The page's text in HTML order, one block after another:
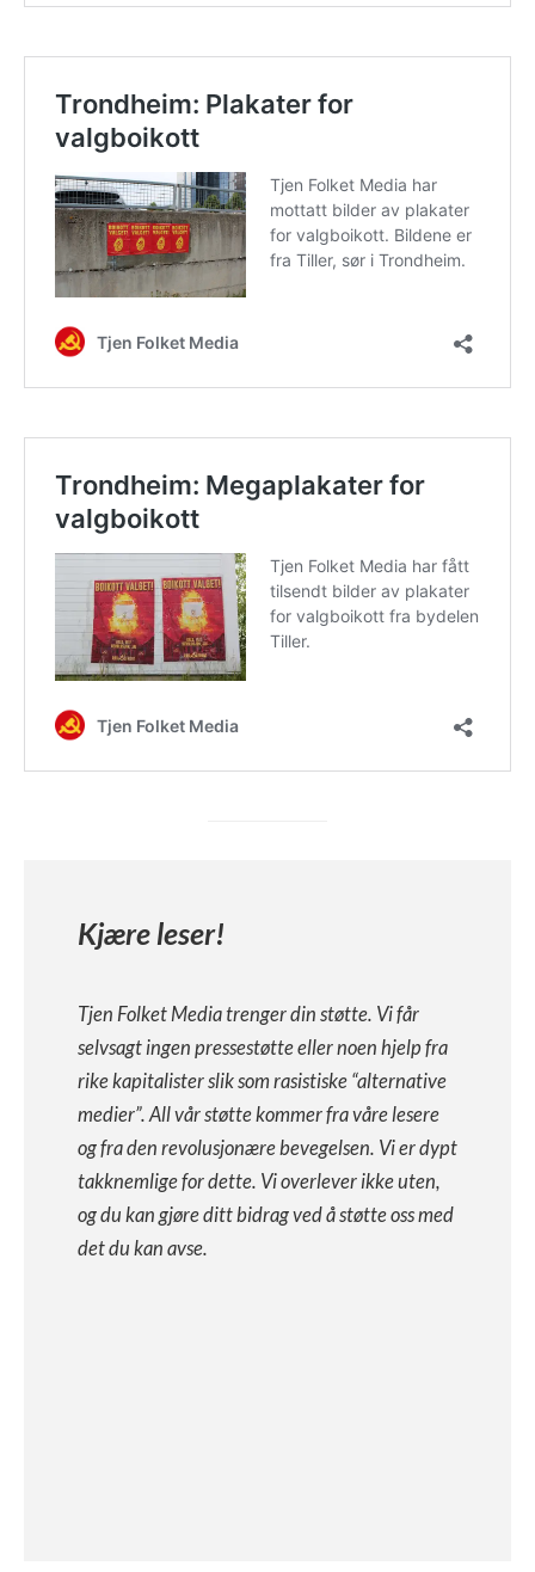
Kjære leser!
Tjen Folket Media trenger din støtte. Vi får
selvsagt ingen pressestøtte eller noen hjelp fra
rike kapitalister slik som rasistiske “alternative
medier”. All vår støtte kommer fra våre lesere
og fra den revolusjonære bevegelsen. Vi er dypt
takknemlige for dette. Vi overlever ikke uten,
og du kan gjøre ditt bidrag ved å støtte oss med
det du kan avse.